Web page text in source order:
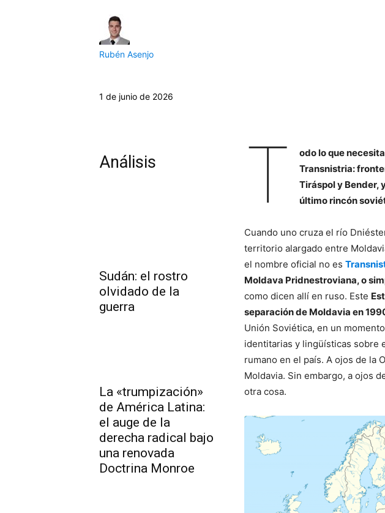
Rubén Asenjo
1 de junio de 2026
Análisis
Sudán: el rostro
olvidado de la
guerra
La «trumpización»
de América Latina:
el auge de la
derecha radical bajo
una renovada
Doctrina Monroe
T
odo lo que
Transnistria:
Tiráspol y Bender,
último rincón
Cuando uno cruza el río
territorio alargado entre
el nombre oficial no es
Moldava Pridnestroviana, o
como dicen allí en ruso. Este
separación de Moldavia en
Unión Soviética, en un
identitarias y lingüísticas sobre
rumano en el país. A ojos de la
Moldavia. Sin embargo, a ojos
otra cosa.